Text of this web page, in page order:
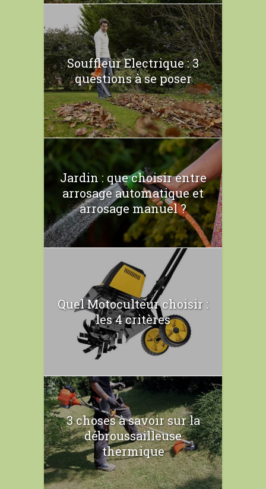
Souffleur Electrique : 3
questions à se poser
Jardin : que choisir entre
arrosage automatique et
arrosage manuel ?
Quel Motoculteur choisir :
les 4 critères
3 choses à savoir sur la
débroussailleuse
thermique